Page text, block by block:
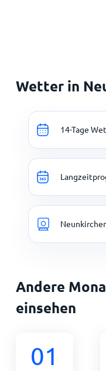
Wetter in
14-Tage
Andere
einsehen
01